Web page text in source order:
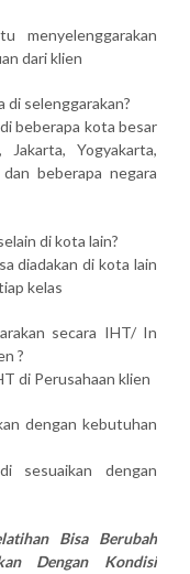
menyelenggarakan
dari klien
di selenggarakan?
beberapa kota besar
Yogyakarta,
beberapa negara
di kota lain?
diadakan di kota lain
kelas
secara IHT/ In
?
di Perusahaan klien
dengan kebutuhan
sesuaikan dengan
Bisa Berubah
Dengan Kondisi